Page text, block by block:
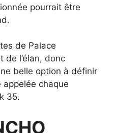
pourrait être
de Palace
de l’élan, donc
belle option à définir
chaque
35.